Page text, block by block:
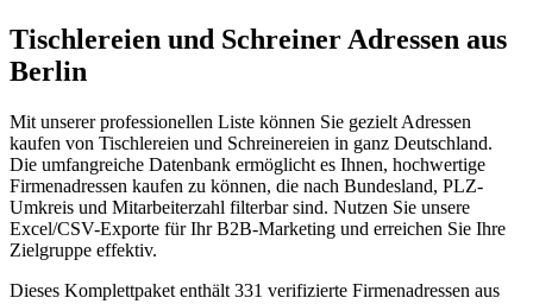
Tischlereien und Schreiner Adressen aus
Berlin
Mit unserer professionellen Liste können Sie gezielt Adressen
kaufen von Tischlereien und Schreinereien in ganz Deutschland.
Die umfangreiche Datenbank ermöglicht es Ihnen, hochwertige
Firmenadressen kaufen zu können, die nach Bundesland, PLZ-
Umkreis und Mitarbeiterzahl filterbar sind. Nutzen Sie unsere
Excel/CSV-Exporte für Ihr B2B-Marketing und erreichen Sie Ihre
Zielgruppe effektiv.
Dieses Komplettpaket enthält 331 verifizierte Firmenadressen aus